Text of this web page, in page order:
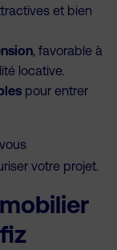
et bien
, favorable à
locative.
pour entrer
votre projet.